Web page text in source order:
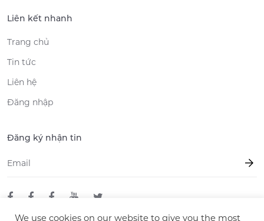
Liên kết nhanh
Trang chủ
Tin tức
Liên hệ
Đăng nhập
Đăng ký nhận tin
Email
We use cookies on our website to give you the most